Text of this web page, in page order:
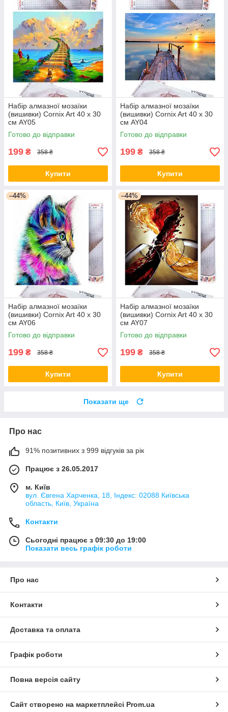
Набір алмазної мозаїки
(вишивки) Cornix Art 40 x 30
см AY05
Готово до відправки
199 ₴ 358 ₴
Купити
Набір алмазної мозаїки
(вишивки) Cornix Art 40 x 30
см AY04
Готово до відправки
199 ₴ 358 ₴
Купити
–44%
Набір алмазної мозаїки
(вишивки) Cornix Art 40 x 30
см AY06
Готово до відправки
199 ₴ 358 ₴
Купити
–44%
Набір алмазної мозаїки
(вишивки) Cornix Art 40 x 30
см AY07
Готово до відправки
199 ₴ 358 ₴
Купити
Показати ще
Про нас
91% позитивних з 999 відгуків за рік
Працює з 26.05.2017
м. Київ
вул. Євгена Харченка, 18, Індекс: 02088 Київська
область, Київ, Україна
Контакти
Сьогодні працює з 09:30 до 19:00
Показати весь графік роботи
Про нас
Контакти
Доставка та оплата
Графік роботи
Повна версія сайту
Сайт створено на маркетплейсі Prom.ua